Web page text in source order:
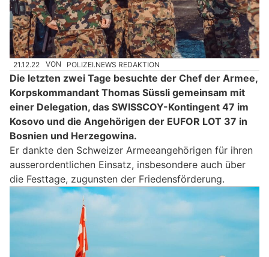
21.12.22 VON POLIZEI.NEWS REDAKTION
Die letzten zwei Tage besuchte der Chef der Armee,
Korpskommandant Thomas Süssli gemeinsam mit
einer Delegation, das SWISSCOY-Kontingent 47 im
Kosovo und die Angehörigen der EUFOR LOT 37 in
Bosnien und Herzegowina.
Er dankte den Schweizer Armeeangehörigen für ihren
ausserordentlichen Einsatz, insbesondere auch über
die Festtage, zugunsten der Friedensförderung.